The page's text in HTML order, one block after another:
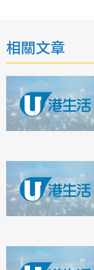
相關文章